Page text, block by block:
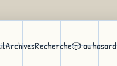
ArchivesRecherche🎲 au hasard